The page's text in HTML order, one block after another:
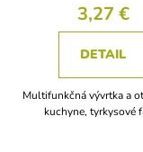
3,27 €
DETAIL
Multifunkčná vývrtka a
kuchyne, tyrkysové